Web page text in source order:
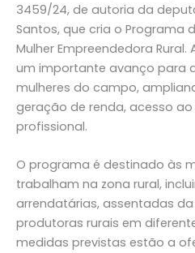
3459/24, de autoria da
Santos, que cria o Programa
Mulher Empreendedora
um importante avanço para
mulheres do campo,
geração de renda, acesso
profissional.
O programa é destinado às
trabalham na zona rural,
arrendatárias, assentadas
produtoras rurais em
medidas previstas estão a